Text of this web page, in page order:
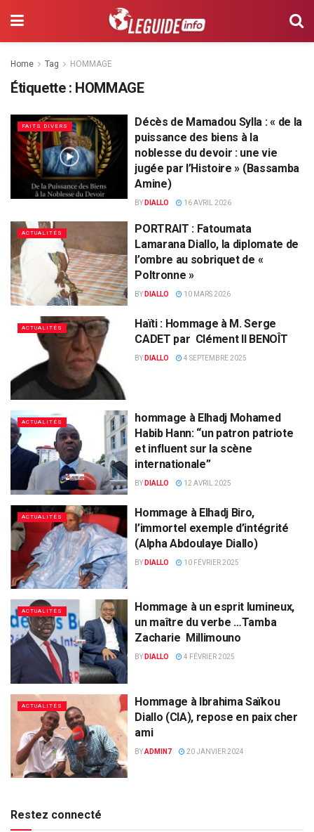
Home Tag HOMMAGE
Étiquette : HOMMAGE
FAITS DIVERS
Décès de Mamadou Sylla : « de la
puissance des biens à la
noblesse du devoir : une vie
jugée par l’Histoire » (Bassamba
Amine)
BY DIALLO 16 AVRIL 2026
ACTUALITÉS
PORTRAIT : Fatoumata
Lamarana Diallo, la diplomate de
l’ombre au sobriquet de «
Poltronne »
BY DIALLO 10 MARS 2026
ACTUALITÉS
Haïti : Hommage à M. Serge
CADET par Clément II BENOÎT
BY DIALLO 4 SEPTEMBRE 2025
ACTUALITÉS
hommage à Elhadj Mohamed
Habib Hann: “un patron patriote
et influent sur la scène
internationale”
BY DIALLO 12 AVRIL 2025
ACTUALITÉS
Hommage à Elhadj Biro,
l’immortel exemple d’intégrité
(Alpha Abdoulaye Diallo)
BY DIALLO 10 FÉVRIER 2025
ACTUALITÉS
Hommage à un esprit lumineux,
un maître du verbe …Tamba
Zacharie Millimouno
BY DIALLO 4 FÉVRIER 2025
ACTUALITÉS
Hommage à Ibrahima Saïkou
Diallo (CIA), repose en paix cher
ami
BYADMIN7 20 JANVIER 2024
Restez connecté